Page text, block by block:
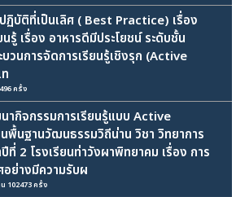
ฏิบัติที่เป็นเลิศ ( Best Practice) เรื่อง
รู้ เรื่อง อาหารดีมีประโยชน์ ระดับชั้น
วนการจัดการเรียนรู้เชิงรุก (Active
ครั้ง
ากิจกรรมการเรียนรู้แบบ Active
นฐานวัฒนธรรมวิถีน่าน วิชา วิทยาการ
2 โรงเรียนท่าวังผาพิทยาคม เรื่อง การ
อย่างมีความรับผ
102473 ครั้ง